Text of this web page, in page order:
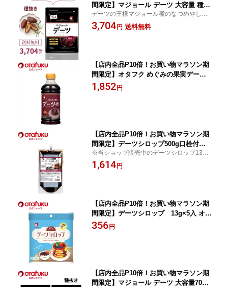
間限定】マジョール デーツ 大容量 種抜
き705g 1ヶ月分 ドライフルーツ ドライ
デーツ ナツメヤシ 大粒 無添加 ミネラ
デーツの王様マジョール種のなつめやしの
実使用。 大容量 約45粒前後が入っていま
す！
3,704円 送料無料
【店内全品P10倍！お買い物マラソン期
間限定】オタフク めぐみの果実デーツ
の酢 500ml オタフクソース 果実酢 デー
ツ 調味料 調味酢 飲用酢 飲む酢 飲むお
1,852円
【店内全品P10倍！お買い物マラソン期
間限定】デーツシロップ500g口栓付パ
ウチ オタフク 砂糖不使用 自然な甘み
デーツ 濃縮デーツ果汁 なつめやし 業務
※当ショップ販売中のデーツシロップ13g
ポーションタイプとは中身が異なります
1,614円
【店内全品P10倍！お買い物マラソン期
間限定】デーツシロップ 13g×5入 オタ
フク 砂糖不使用 自然な甘み デーツ 濃
縮デーツ果汁 なつめやし ポーション ヨ
356円
【店内全品P10倍！お買い物マラソン期
間限定】マジョール デーツ 大容量705g